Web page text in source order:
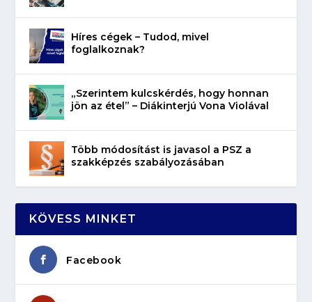
Híres cégek – Tudod, mivel
foglalkoznak?
„Szerintem kulcskérdés, hogy honnan
jön az étel” – Diákinterjú Vona Violával
Több módosítást is javasol a PSZ a
szakképzés szabályozásában
KÖVESS MINKET
Facebook